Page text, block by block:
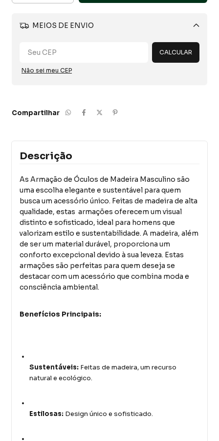
MEIOS DE ENVIO
Alterar CEP
CALCULAR
Não sei meu CEP
Compartilhar
Descrição
As Armação de Óculos de Madeira Masculino são
uma escolha elegante e sustentável para quem
busca um acessório único. Feitas de madeira de alta
qualidade, estas armações oferecem um visual
distinto e sofisticado, ideal para homens que
valorizam estilo e sustentabilidade. A madeira, além
de ser um material durável, proporciona um
conforto excepcional devido à sua leveza. Estas
armações são perfeitas para quem deseja se
destacar com um acessório que combina moda e
consciência ambiental.
Benefícios Principais:
Sustentáveis: Feitas de madeira, um recurso
natural e ecológico.
Estilosas: Design único e sofisticado.